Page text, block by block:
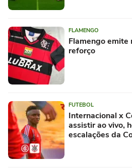
FLAMENGO
Flamengo emite
reforço
FUTEBOL
Internacional x
assistir ao vivo,
escalações da